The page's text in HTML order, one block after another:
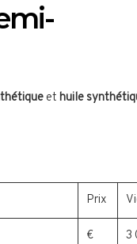
et huile
Prix
€ 3